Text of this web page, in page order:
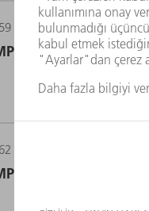
KB
yazılım lisans
KB
yazılım lisans